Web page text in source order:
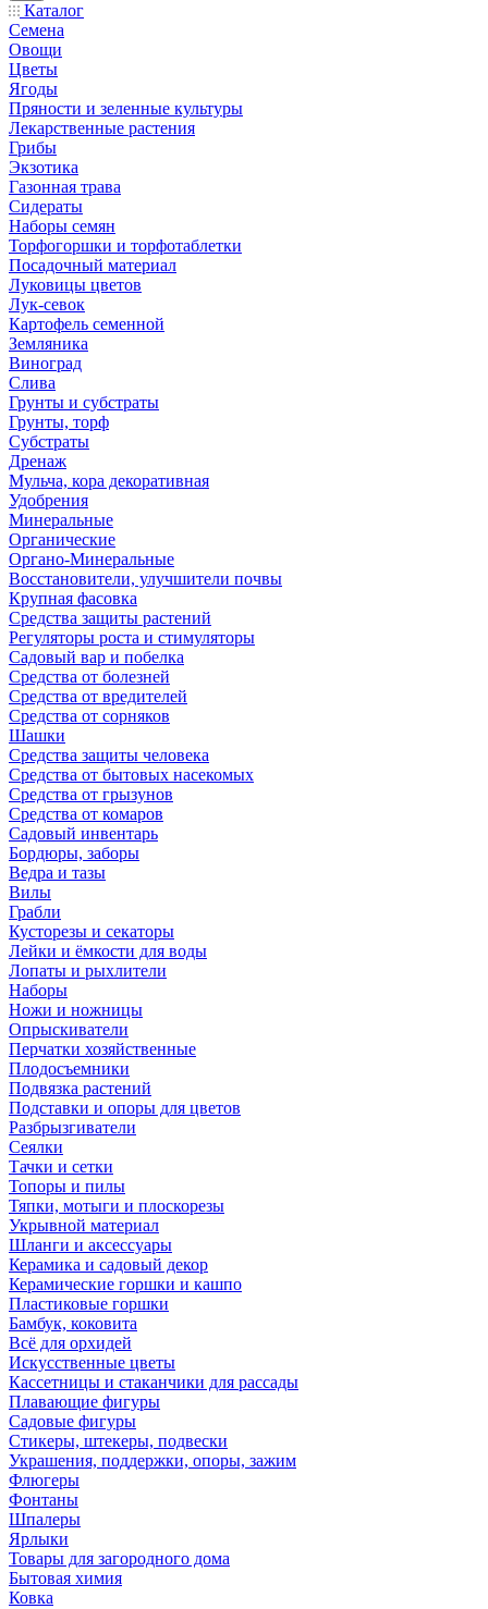
Каталог
Семена
Овощи
Цветы
Ягоды
Пряности и зеленные культуры
Лекарственные растения
Грибы
Экзотика
Газонная трава
Сидераты
Наборы семян
Торфогоршки и торфотаблетки
Посадочный материал
Луковицы цветов
Лук-севок
Картофель семенной
Земляника
Виноград
Слива
Грунты и субстраты
Грунты, торф
Субстраты
Дренаж
Мульча, кора декоративная
Удобрения
Минеральные
Органические
Органо-Минеральные
Восстановители, улучшители почвы
Крупная фасовка
Средства защиты растений
Регуляторы роста и стимуляторы
Садовый вар и побелка
Средства от болезней
Средства от вредителей
Средства от сорняков
Шашки
Средства защиты человека
Средства от бытовых насекомых
Средства от грызунов
Средства от комаров
Садовый инвентарь
Бордюры, заборы
Ведра и тазы
Вилы
Грабли
Кусторезы и секаторы
Лейки и ёмкости для воды
Лопаты и рыхлители
Наборы
Ножи и ножницы
Опрыскиватели
Перчатки хозяйственные
Плодосъемники
Подвязка растений
Подставки и опоры для цветов
Разбрызгиватели
Сеялки
Тачки и сетки
Топоры и пилы
Тяпки, мотыги и плоскорезы
Укрывной материал
Шланги и аксессуары
Керамика и садовый декор
Керамические горшки и кашпо
Пластиковые горшки
Бамбук, коковита
Всё для орхидей
Искусственные цветы
Кассетницы и стаканчики для рассады
Плавающие фигуры
Садовые фигуры
Стикеры, штекеры, подвески
Украшения, поддержки, опоры, зажим
Флюгеры
Фонтаны
Шпалеры
Ярлыки
Товары для загородного дома
Бытовая химия
Ковка